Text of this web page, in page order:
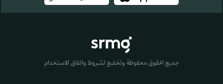
جميع الحقوق محفوظة وتخضع لشروط واتفاق الاستخدام